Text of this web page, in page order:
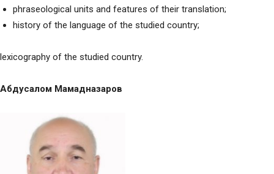
phraseological units and features of their translation;
history of the language of the studied country;
lexicography of the studied country.
Абдусалом Мамадназаров